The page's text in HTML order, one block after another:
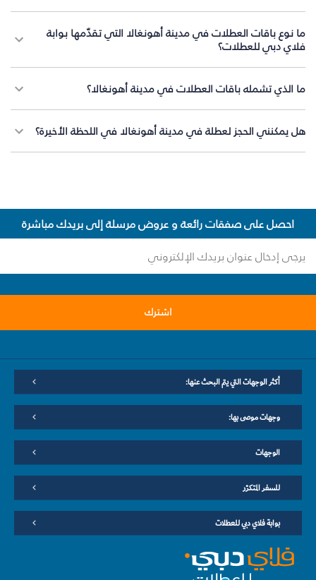
ما نوع باقات العطلات في مدينة أهونغالا التي تقدّمها بوابة
فلاي دبي للعطلات؟
ما الذي تشمله باقات العطلات في مدينة أهونغالا؟
هل يمكنني الحجز لعطلة في مدينة أهونغالا في اللحظة الأخيرة؟
احصل على صفقات رائعة و عروض مرسلة إلى بريدك مباشرة
اشترك
أكثر الوجهات التي يتم البحث عنها:
وجهات موصى بها:
الوجهات
للسفر المتكرّر
بوابة فلاي دبي للعطلات